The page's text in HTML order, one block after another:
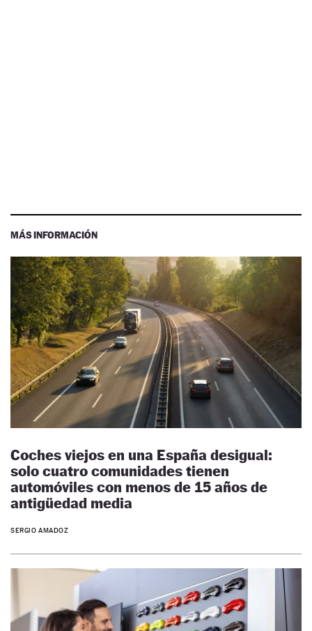
MÁS INFORMACIÓN
Coches viejos en una España desigual:
solo cuatro comunidades tienen
automóviles con menos de 15 años de
antigüedad media
SERGIO AMADOZ